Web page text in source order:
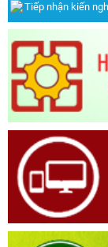
Tiếp nhận kiến